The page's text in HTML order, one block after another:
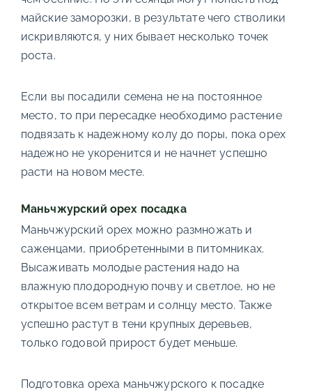
майские заморозки, в результате чего стволики
искривляются, у них бывает несколько точек
роста.
Если вы посадили семена не на постоянное
место, то при пересадке необходимо растение
подвязать к надежному колу до поры, пока орех
надежно не укоренится и не начнет успешно
расти на новом месте.
Маньчжурский орех посадка
Маньчжурский орех можно размножать и
саженцами, приобретенными в питомниках.
Высаживать молодые растения надо на
влажную плодородную почву и светлое, но не
открытое всем ветрам и солнцу место. Также
успешно растут в тени крупных деревьев,
только годовой прирост будет меньше.
Подготовка ореха маньчжурского к посадке